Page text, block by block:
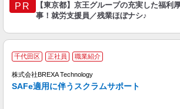
PR
【東京都】京王グループの充実した福利
事！就労支援員／残業ほぼナシ♪
千代田区 正社員 職業紹介
株式会社BREXA Technology
SAFe適用に伴うスクラムサポート